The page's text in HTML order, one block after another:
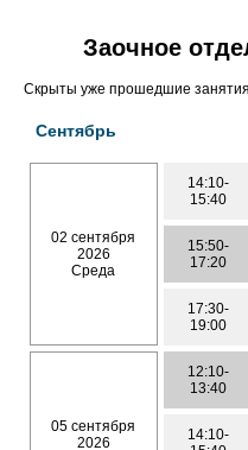
Заочное
Скрыты уже прошедшие
Сентябрь
02 сентября
2026
Среда
14:10-
15:40
15:50-
17:20
17:30-
19:00
05 сентября
2026
12:10-
13:40
14:10-